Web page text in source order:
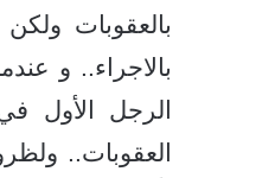
بالعقوبات
بالاجراء.. و
الرجل الأول
العقوبات..